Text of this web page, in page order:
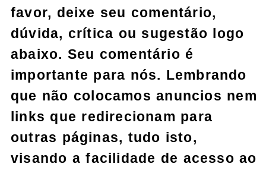
favor, deixe seu comentário,
dúvida, crítica ou sugestão logo
abaixo. Seu comentário é
importante para nós. Lembrando
que não colocamos anuncios nem
links que redirecionam para
outras páginas, tudo isto,
visando a facilidade de acesso ao